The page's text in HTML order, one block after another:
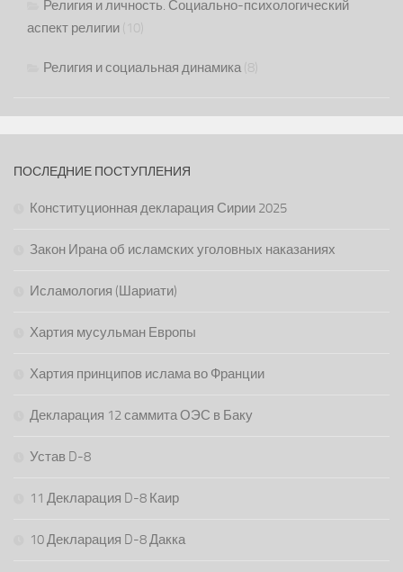
Религия и личность. Социально-психологический
аспект религии (10)
Религия и социальная динамика(8)
ПОСЛЕДНИЕ ПОСТУПЛЕНИЯ
Конституционная декларация Сирии 2025
Закон Ирана об исламских уголовных наказаниях
Исламология (Шариати)
Хартия мусульман Европы
Хартия принципов ислама во Франции
Декларация 12 саммита ОЭС в Баку
Устав D-8
11 Декларация D-8 Каир
10 Декларация D-8 Дакка